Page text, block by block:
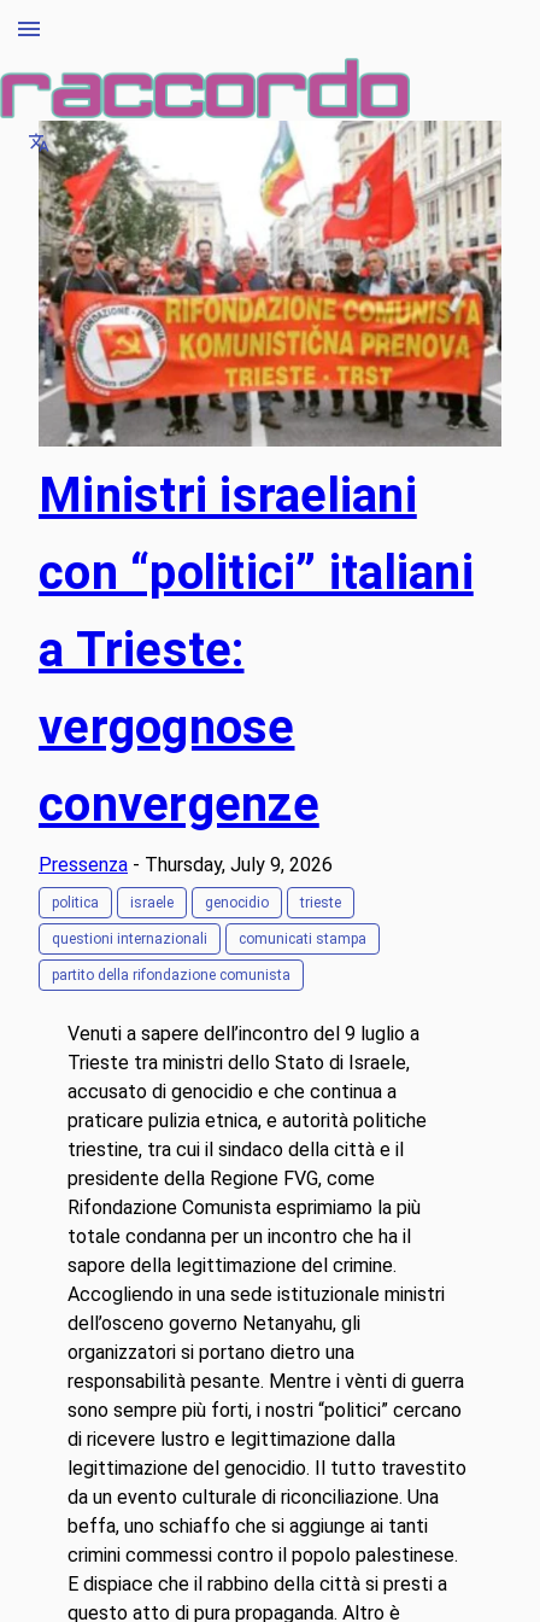
Ministri israeliani
con “politici” italiani
a Trieste:
vergognose
convergenze
Pressenza - Thursday, July 9, 2026
politica israele genocidio trieste
questioni internazionali comunicati stampa
partito della rifondazione comunista
Venuti a sapere dell’incontro del 9 luglio a
Trieste tra ministri dello Stato di Israele,
accusato di genocidio e che continua a
praticare pulizia etnica, e autorità politiche
triestine, tra cui il sindaco della città e il
presidente della Regione FVG, come
Rifondazione Comunista esprimiamo la più
totale condanna per un incontro che ha il
sapore della legittimazione del crimine.
Accogliendo in una sede istituzionale ministri
dell’osceno governo Netanyahu, gli
organizzatori si portano dietro una
responsabilità pesante. Mentre i vènti di guerra
sono sempre più forti, i nostri “politici” cercano
di ricevere lustro e legittimazione dalla
legittimazione del genocidio. Il tutto travestito
da un evento culturale di riconciliazione. Una
beffa, uno schiaffo che si aggiunge ai tanti
crimini commessi contro il popolo palestinese.
E dispiace che il rabbino della città si presti a
questo atto di pura propaganda. Altro è